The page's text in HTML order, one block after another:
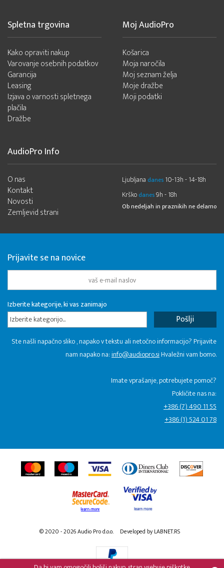
Spletna trgovina
Kako opraviti nakup
Varovanje osebnih podatkov
Garancija
Leasing
Izjava o varnosti spletnega
plačila
Dražbe
Moj AudioPro
Košarica
Moja naročila
Moj seznam želja
Moje dražbe
Moji podatki
AudioPro Info
O nas
Kontakt
Novosti
Zemljevid strani
Ljubljana danes 10-13h - 14-18h
Krško danes9h - 18h
Ob nedeljah in praznikih ne delamo
Prijavite se na novice
Izberite kategorije, ki vas zanimajo
Izberite kategorijo...
Ste našli napačno sliko , napako v tekstu ali netočno informacijo? Prijavite
nam napako na:info@audiopro.siHvaležni vam bomo.
Imate vprašanje, potrebujete pomoč?
Pokličite nas na:
+386 (7) 490 11 55
+386 (1) 524 01 78
© 2020 - 2026 Audio Pro d.o.o. Developed by LABNET.RS